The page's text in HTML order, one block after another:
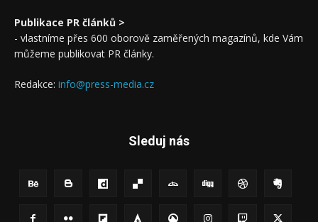
Publikace PR článků >
- vlastníme přes 600 oborově zaměřených magazínů, kde Vám
můžeme publikovat PR články.
Redakce: info@press-media.cz
Sleduj nás